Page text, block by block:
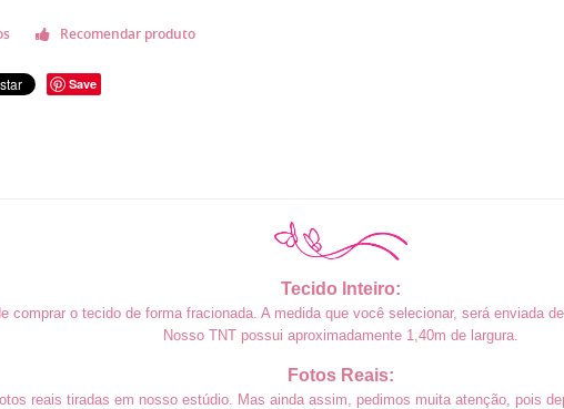
Recomendar produto
Save
Tecido Inteiro:
comprar o tecido de forma fracionada. A medida que você selecionar, será enviada
Nosso TNT possui aproximadamente 1,40m de largura.
Fotos Reais:
reais tiradas em nosso estúdio. Mas ainda assim, pedimos muita atenção, pois